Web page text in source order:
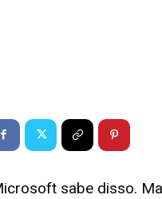
sabe disso.